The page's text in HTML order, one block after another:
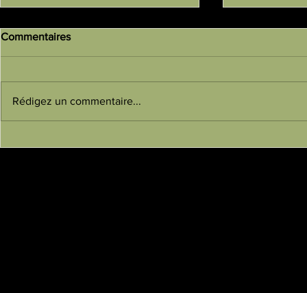
Commentaires
Rédigez un commentaire...